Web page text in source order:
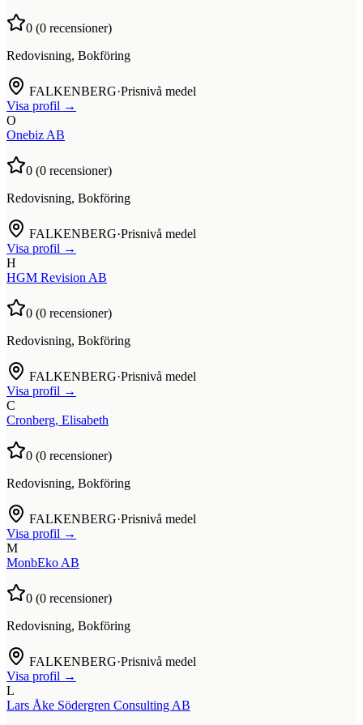
0 (0 recensioner)
Redovisning, Bokföring
FALKENBERG·Prisnivå medel
Visa profil →
O
Onebiz AB
0 (0 recensioner)
Redovisning, Bokföring
FALKENBERG·Prisnivå medel
Visa profil →
H
HGM Revision AB
0 (0 recensioner)
Redovisning, Bokföring
FALKENBERG·Prisnivå medel
Visa profil →
C
Cronberg, Elisabeth
0 (0 recensioner)
Redovisning, Bokföring
FALKENBERG·Prisnivå medel
Visa profil →
M
MonbEko AB
0 (0 recensioner)
Redovisning, Bokföring
FALKENBERG·Prisnivå medel
Visa profil →
L
Lars Åke Södergren Consulting AB